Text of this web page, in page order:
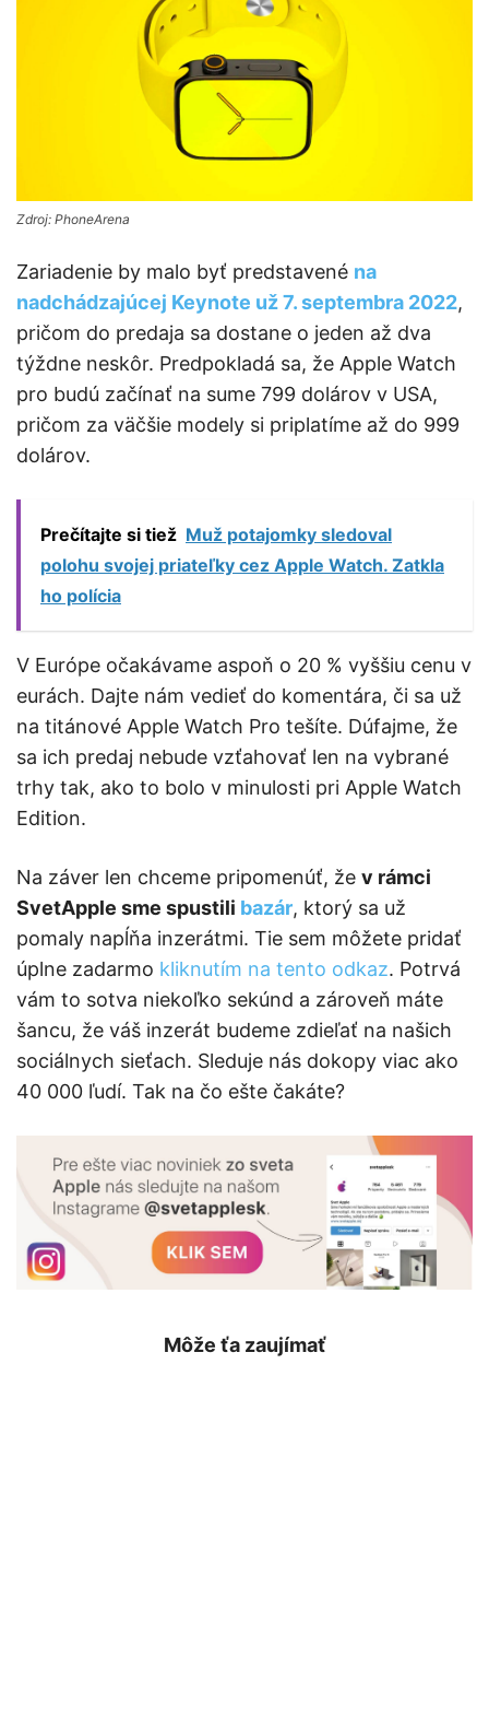
Zdroj: PhoneArena
Zariadenie by malo byť predstavené na
nadchádzajúcej Keynote už 7. septembra 2022,
pričom do predaja sa dostane o jeden až dva
týždne neskôr. Predpokladá sa, že Apple Watch
pro budú začínať na sume 799 dolárov v USA,
pričom za väčšie modely si priplatíme až do 999
dolárov.
Prečítajte si tiež Muž potajomky sledoval
polohu svojej priateľky cez Apple Watch. Zatkla
ho polícia
V Európe očakávame aspoň o 20 % vyššiu cenu v
eurách. Dajte nám vedieť do komentára, či sa už
na titánové Apple Watch Pro tešíte. Dúfajme, že
sa ich predaj nebude vzťahovať len na vybrané
trhy tak, ako to bolo v minulosti pri Apple Watch
Edition.
Na záver len chceme pripomenúť, že v rámci
SvetApple sme spustili bazár, ktorý sa už
pomaly napĺňa inzerátmi. Tie sem môžete pridať
úplne zadarmo kliknutím na tento odkaz. Potrvá
vám to sotva niekoľko sekúnd a zároveň máte
šancu, že váš inzerát budeme zdieľať na našich
sociálnych sieťach. Sleduje nás dokopy viac ako
40 000 ľudí. Tak na čo ešte čakáte?
Môže ťa zaujímať